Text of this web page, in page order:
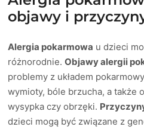
objawy i
Alergia pokarmowa u dzieci
różnorodnie.Objawy alergii
problemy z układem
wymioty, bóle brzucha, a także
wysypka czy obrzęki.
dzieci mogą być związane z